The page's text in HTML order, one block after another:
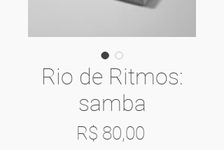
Rio de Ritmos:
samba
R$ 80,00Preço